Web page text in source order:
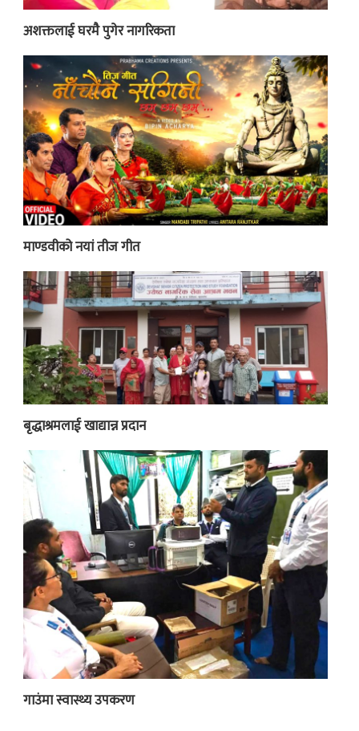
अशक्तलाई घरमै पुगेर नागरिकता
माण्डवीको नयां तीज गीत
बृद्धाश्रमलाई खाद्यान्न प्रदान
गाउंमा स्वास्थ्य उपकरण